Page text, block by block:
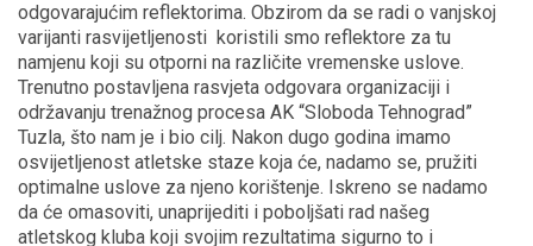
odgovarajućim reflektorima. Obzirom da se radi o vanjskoj
varijanti rasvijetljenosti koristili smo reflektore za tu
namjenu koji su otporni na različite vremenske uslove.
Trenutno postavljena rasvjeta odgovara organizaciji i
održavanju trenažnog procesa AK “Sloboda Tehnograd”
Tuzla, što nam je i bio cilj. Nakon dugo godina imamo
osvijetljenost atletske staze koja će, nadamo se, pružiti
optimalne uslove za njeno korištenje. Iskreno se nadamo
da će omasoviti, unaprijediti i poboljšati rad našeg
atletskog kluba koji svojim rezultatima sigurno to i